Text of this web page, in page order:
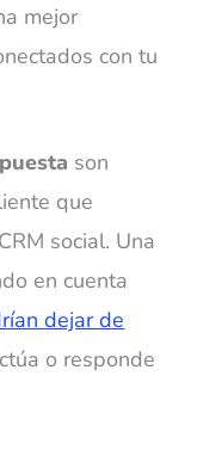
mejor
con tu
son
que
social. Una
en cuenta
dejar de
o responde